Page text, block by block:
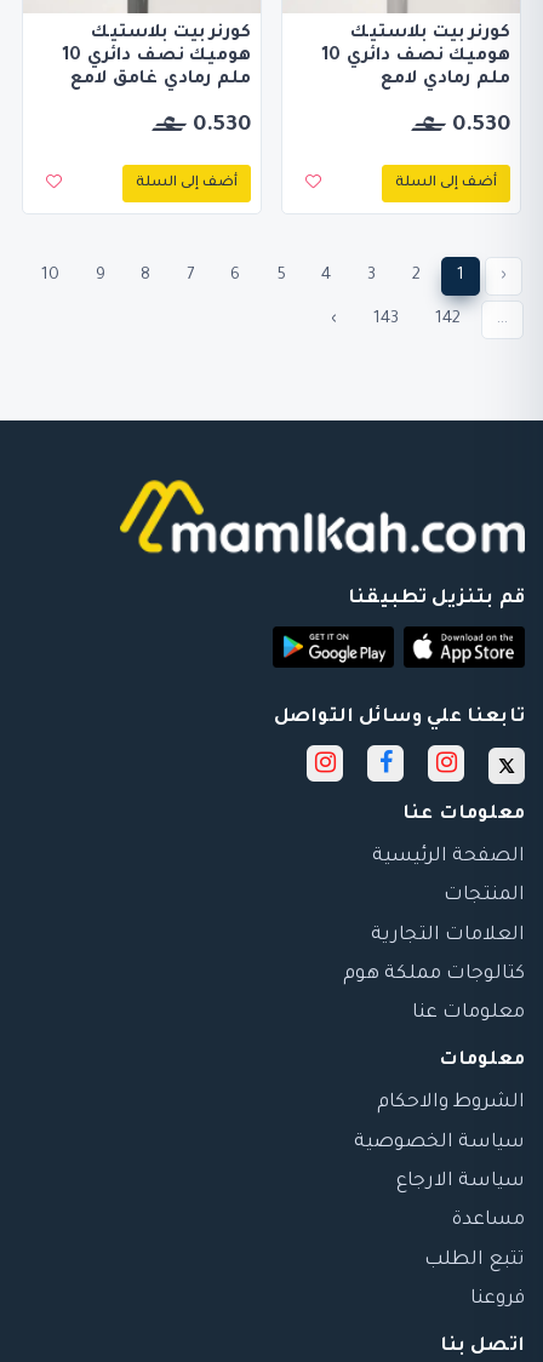
كورنر بيت بلاستيك
هوميك نصف دائري 10
ملم رمادي لامع
0.530
أضف إلى السلة
كورنر بيت بلاستيك
هوميك نصف دائري 10
ملم رمادي غامق لامع
0.530
أضف إلى السلة
‹
1
2
3
4
5
6
7
8
9
10
...
142
143
›
قم بتنزيل تطبيقنا
تابعنا علي وسائل التواصل
معلومات عنا
الصفحة الرئيسية
المنتجات
العلامات التجارية
كتالوجات مملكة هوم
معلومات عنا
معلومات
الشروط والاحكام
سياسة الخصوصية
سياسة الارجاع
مساعدة
تتبع الطلب
فروعنا
اتصل بنا